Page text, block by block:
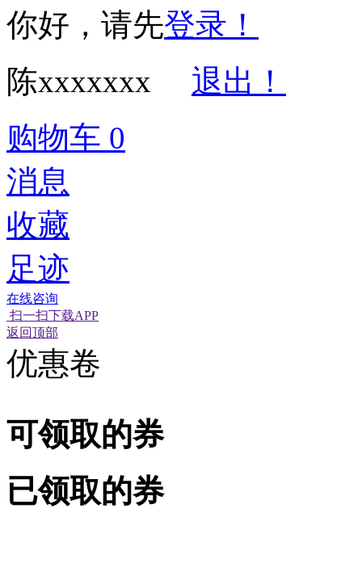
你好，请先登录！
陈xxxxxxx
退出！
购物车 0
消息
收藏
足迹
在线咨询
扫一扫下载APP
返回顶部
优惠卷
可领取的券
已领取的券